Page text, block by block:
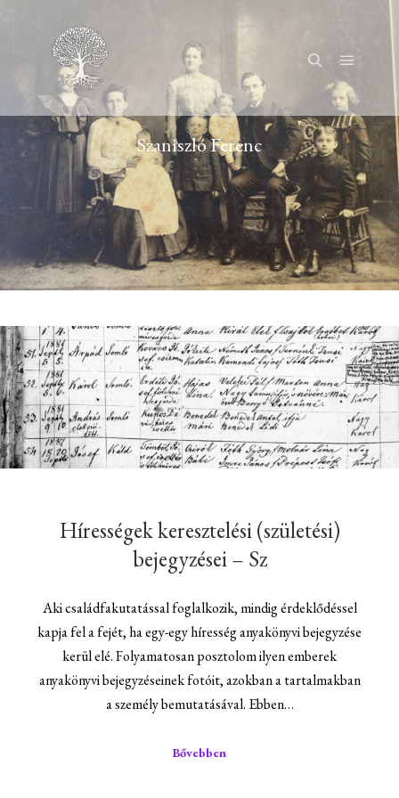
KeresésFőmenü
Szaniszló Ferenc
Hírességek keresztelési (születési)
bejegyzései – Sz
Aki családfakutatással foglalkozik, mindig érdeklődéssel
kapja fel a fejét, ha egy-egy híresség anyakönyvi bejegyzése
kerül elé. Folyamatosan posztolom ilyen emberek
anyakönyvi bejegyzéseinek fotóit, azokban a tartalmakban
a személy bemutatásával. Ebben…
Bővebben